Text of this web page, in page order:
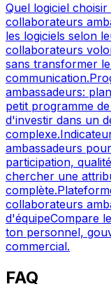
Quel logiciel
collaborateurs
les logiciels selon
collaborateurs
sans transformer
communication.
ambassadeurs:
petit programme
d'investir dans un
complexe.
ambassadeurs
participation,
chercher une
complète.
collaborateurs
d'équipeCompare
ton personnel,
commercial.
FAQ